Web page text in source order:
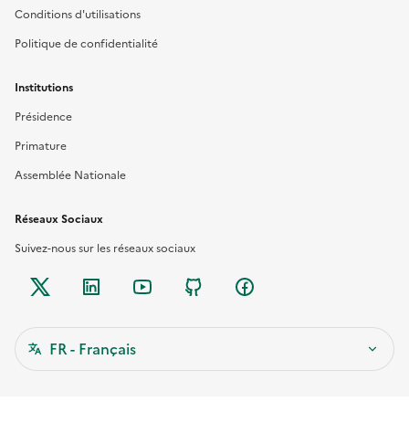
Conditions d'utilisations
Politique de confidentialité
Institutions
Présidence
Primature
Assemblée Nationale
Réseaux Sociaux
Suivez-nous sur les réseaux sociaux
Twitter Linkedin YouTube Github
FR - Français